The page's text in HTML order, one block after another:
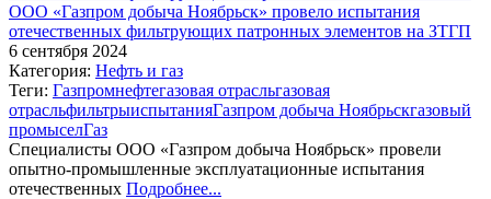
ООО «Газпром добыча Ноябрьск» провело испытания
отечественных фильтрующих патронных элементов на ЗТГП
6 сентября 2024
Категория: Нефть и газ
Теги: Газпромнефтегазовая отрасльгазовая
отрасльфильтрыиспытанияГазпром добыча Ноябрьскгазовый
промыселГаз
Специалисты ООО «Газпром добыча Ноябрьск» провели
опытно-промышленные эксплуатационные испытания
отечественных Подробнее...